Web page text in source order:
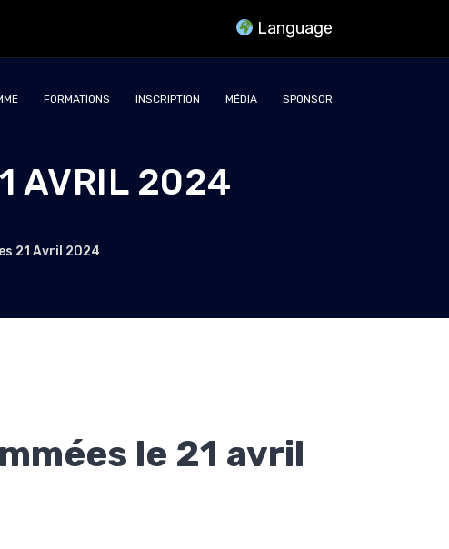
Language
FORMATIONS INSCRIPTION MÉDIA SPONSOR
AVRIL 2024
21 Avril 2024
le 21 avril